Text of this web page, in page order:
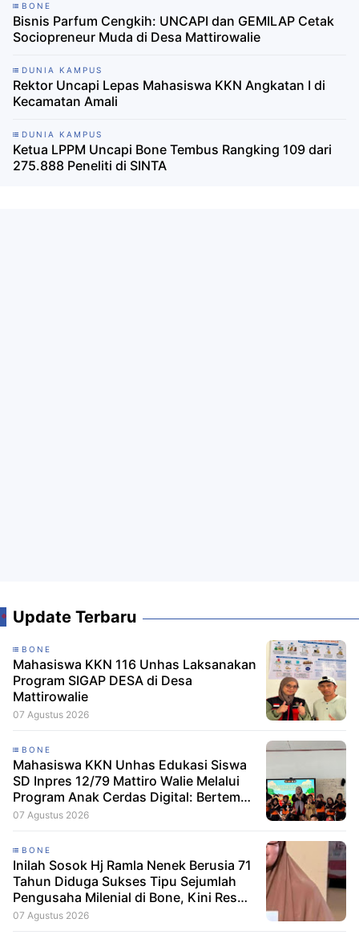
BONE
Bisnis Parfum Cengkih: UNCAPI dan GEMILAP Cetak
Sociopreneur Muda di Desa Mattirowalie
DUNIA KAMPUS
Rektor Uncapi Lepas Mahasiswa KKN Angkatan I di
Kecamatan Amali
DUNIA KAMPUS
Ketua LPPM Uncapi Bone Tembus Rangking 109 dari
275.888 Peneliti di SINTA
Update Terbaru
BONE
Mahasiswa KKN 116 Unhas Laksanakan
Program SIGAP DESA di Desa
Mattirowalie
07 Agustus 2026
BONE
Mahasiswa KKN Unhas Edukasi Siswa
SD Inpres 12/79 Mattiro Walie Melalui
Program Anak Cerdas Digital: Berteman
Baik, Berani Tolak Bullying
07 Agustus 2026
BONE
Inilah Sosok Hj Ramla Nenek Berusia 71
Tahun Diduga Sukses Tipu Sejumlah
Pengusaha Milenial di Bone, Kini Resmi
Dilaporkan Dengan Kerugian Korban
07 Agustus 2026